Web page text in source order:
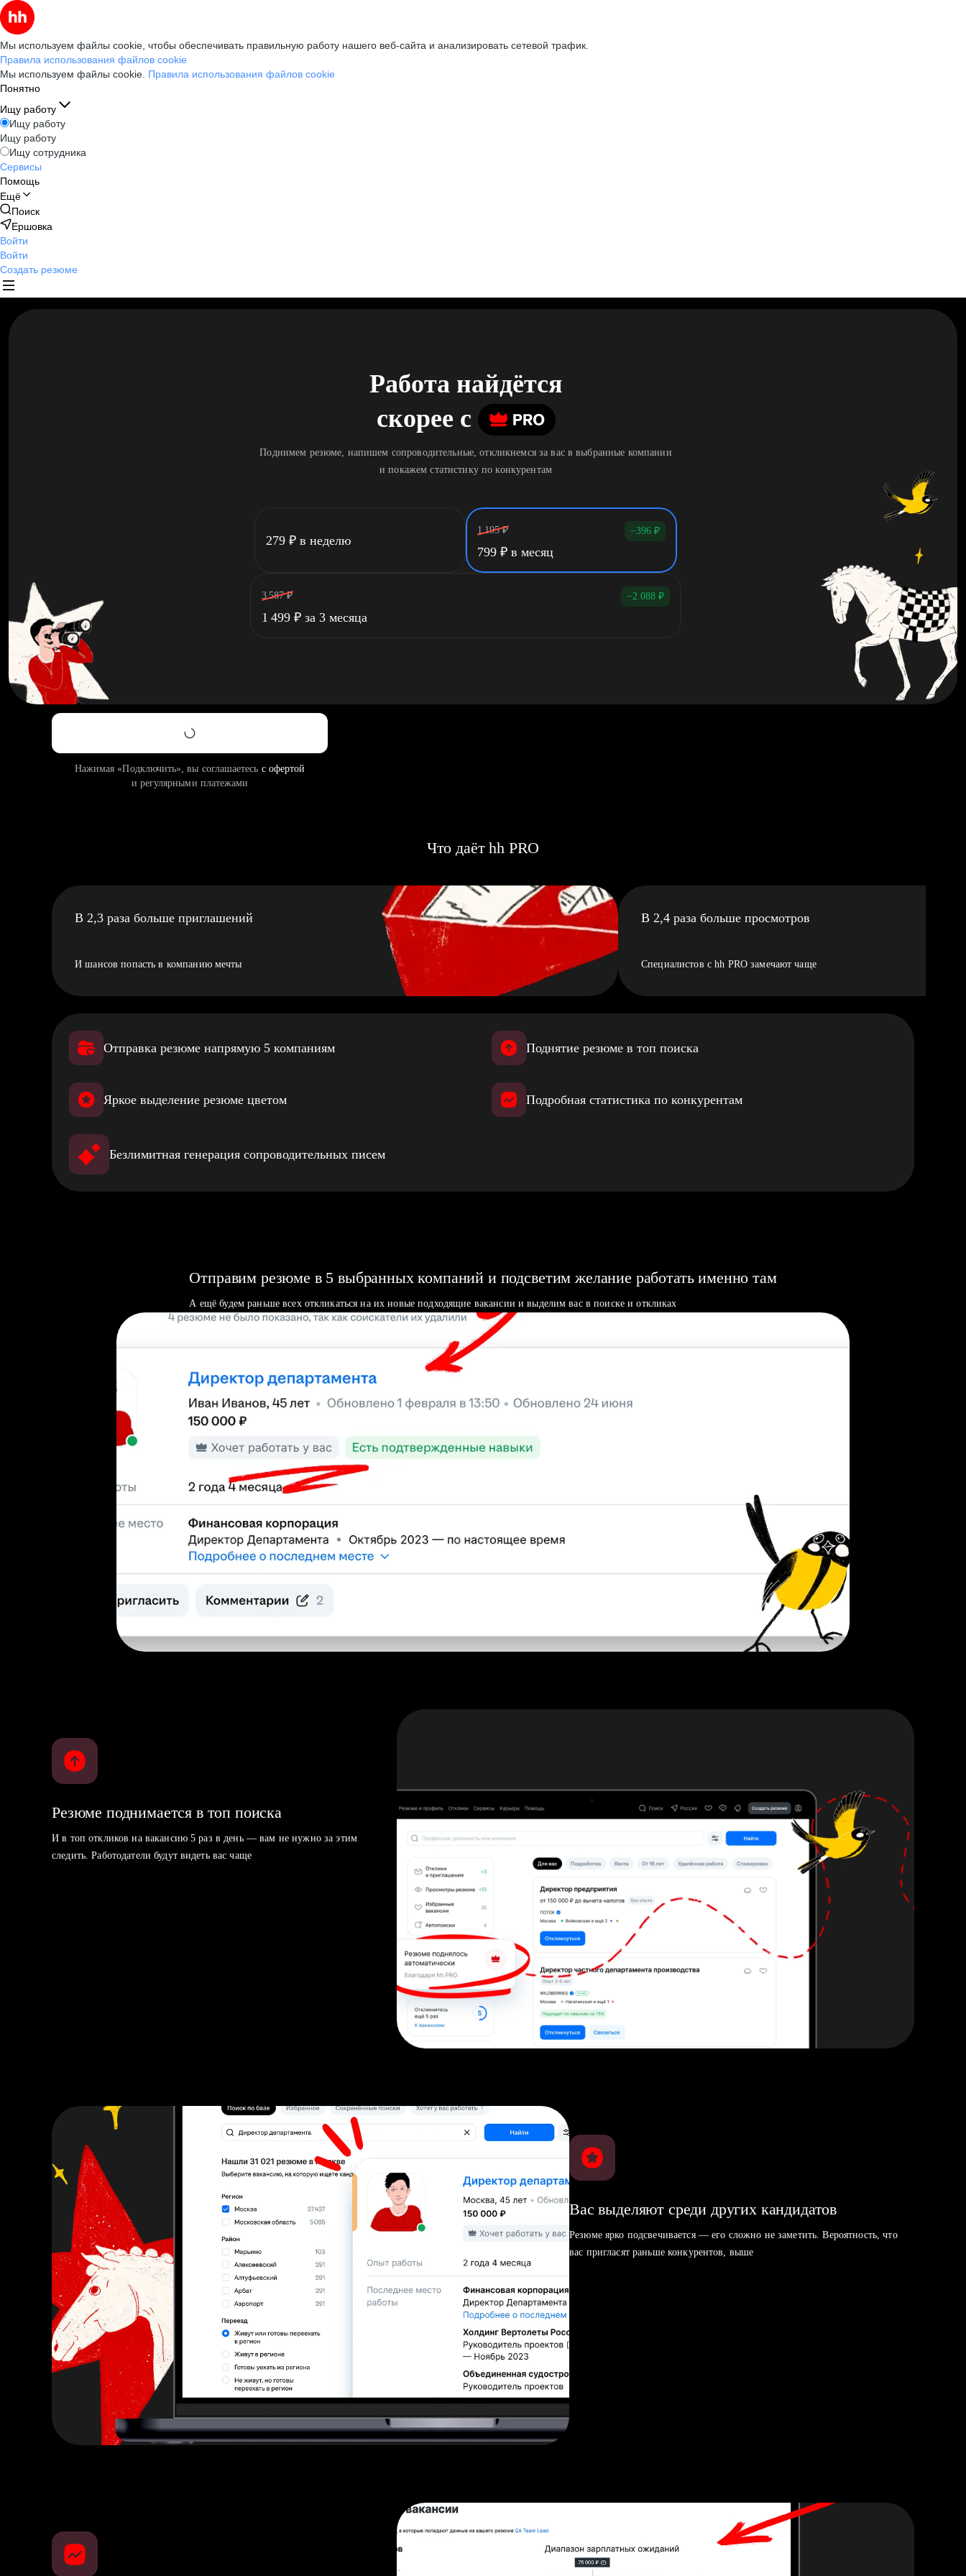
Мы используем файлы cookie, чтобы обеспечивать правильную работу нашего веб-сайта и анализировать сетевой трафик.
Правила использования файлов cookie
Мы используем файлы cookie. Правила использования файлов cookie
Понятно
Ищу работу
Ищу работу
Ищу работу
Ищу сотрудника
Сервисы
Помощь
Ещё
Поиск
Ершовка
Войти
Войти
Создать резюме
Работа найдётся
скорее c
Поднимем резюме, напишем сопроводительные, откликнемся за вас в выбранные компании
и покажем статистику по конкурентам
279 ₽ в неделю
1 195 ₽ −396 ₽
799 ₽ в месяц
3 587 ₽ −2 088 ₽
1 499 ₽ за 3 месяца
Нажимая «Подключить», вы соглашаетесь с офертой
и регулярными платежами
Что даёт hh PRO
В 2,3 раза больше приглашений
И шансов попасть в компанию мечты
В 2,4 раза больше просмотров
Специалистов с hh PRO замечают чаще
Отправка резюме напрямую 5 компаниям Поднятие резюме в топ поиска
Яркое выделение резюме цветом Подробная статистика по конкурентам
Безлимитная генерация сопроводительных писем
Отправим резюме в 5 выбранных компаний и подсветим желание работать именно там
А ещё будем раньше всех откликаться на их новые подходящие вакансии и выделим вас в поиске и откликах
Резюме поднимается в топ поиска
И в топ откликов на вакансию 5 раз в день — вам не нужно за этим
следить. Работодатели будут видеть вас чаще
Вас выделяют среди других кандидатов
Резюме ярко подсвечивается — его сложно не заметить. Вероятность, что
вас пригласят раньше конкурентов, выше